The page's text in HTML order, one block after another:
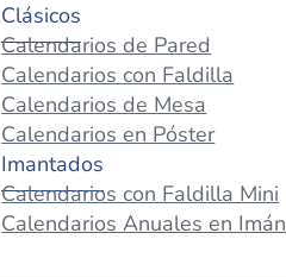
Clásicos
Calendarios de Pared
Calendarios con Faldilla
Calendarios de Mesa
Calendarios en Póster
Imantados
Calendarios con Faldilla Mini
Calendarios Anuales en Imán